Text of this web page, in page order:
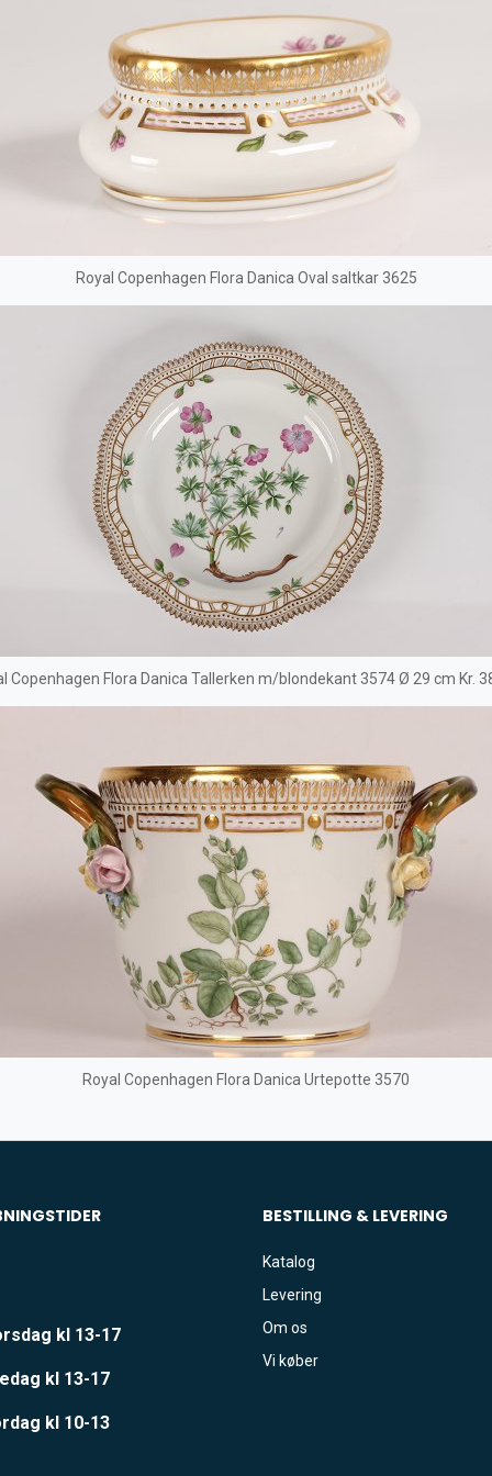
Royal Copenhagen Flora Danica Oval saltkar 3625
Copenhagen Flora Danica Tallerken m/blondekant 3574 Ø 29 cm Kr.
Royal Copenhagen Flora Danica Urtepotte 3570
kl 13-17
kl 13-17
kl 10-13
BESTILLING & LEVERING
Katalog
Levering
Om os
Vi køber